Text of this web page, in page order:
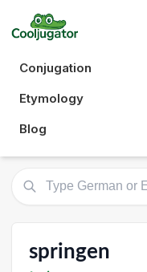
Conjugation
Etymology
Blog
springen